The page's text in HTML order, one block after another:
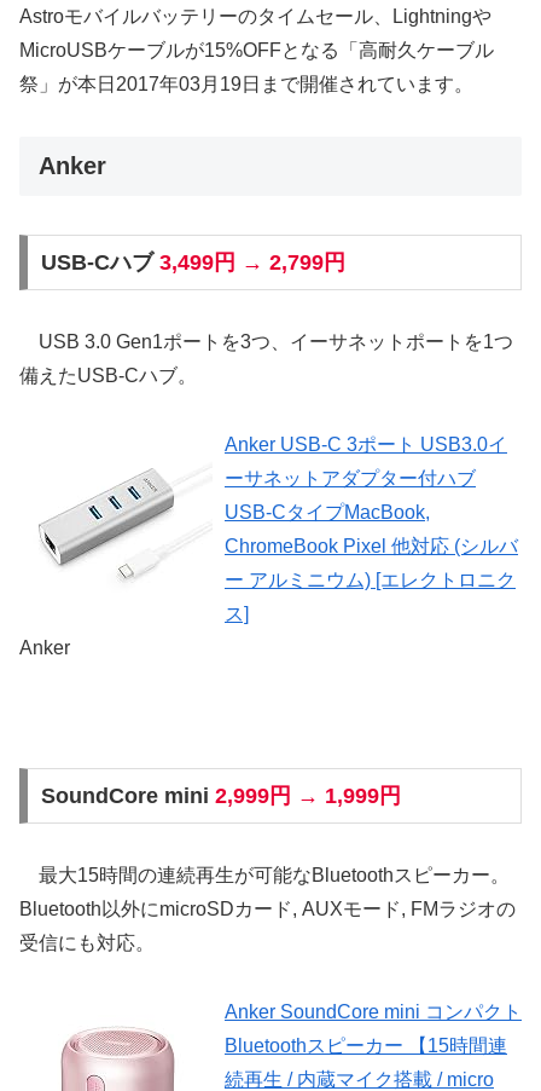
Astroモバイルバッテリーのタイムセール、Lightningや
MicroUSBケーブルが15%OFFとなる「高耐久ケーブル
祭」が本日2017年03月19日まで開催されています。
Anker
USB-Cハブ 3,499円 → 2,799円
USB 3.0 Gen1ポートを3つ、イーサネットポートを1つ
備えたUSB-Cハブ。
Anker USB-C 3ポート USB3.0イ
ーサネットアダプター付ハブ
USB-CタイプMacBook,
ChromeBook Pixel 他対応 (シルバ
ー アルミニウム) [エレクトロニク
ス]
Anker
SoundCore mini 2,999円 → 1,999円
最大15時間の連続再生が可能なBluetoothスピーカー。
Bluetooth以外にmicroSDカード, AUXモード, FMラジオの
受信にも対応。
Anker SoundCore mini コンパクト
Bluetoothスピーカー 【15時間連
続再生 / 内蔵マイク搭載 / micro